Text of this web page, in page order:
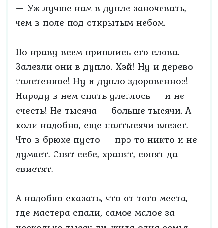
— Уж лучше нам в дупле заночевать,
чем в поле под открытым небом.
По нраву всем пришлись его слова.
Залезли они в дупло. Хэй! Ну и дерево
толстенное! Ну и дупло здоровенное!
Народу в нем спать улеглось — и не
счесть! Не тысяча — больше тысячи. А
коли надобно, еще полтысячи влезет.
Что в брюхе пусто — про то никто и не
думает. Спят себе, храпят, сопят да
свистят.
А надобно сказать, что от того места,
где мастера спали, самое малое за